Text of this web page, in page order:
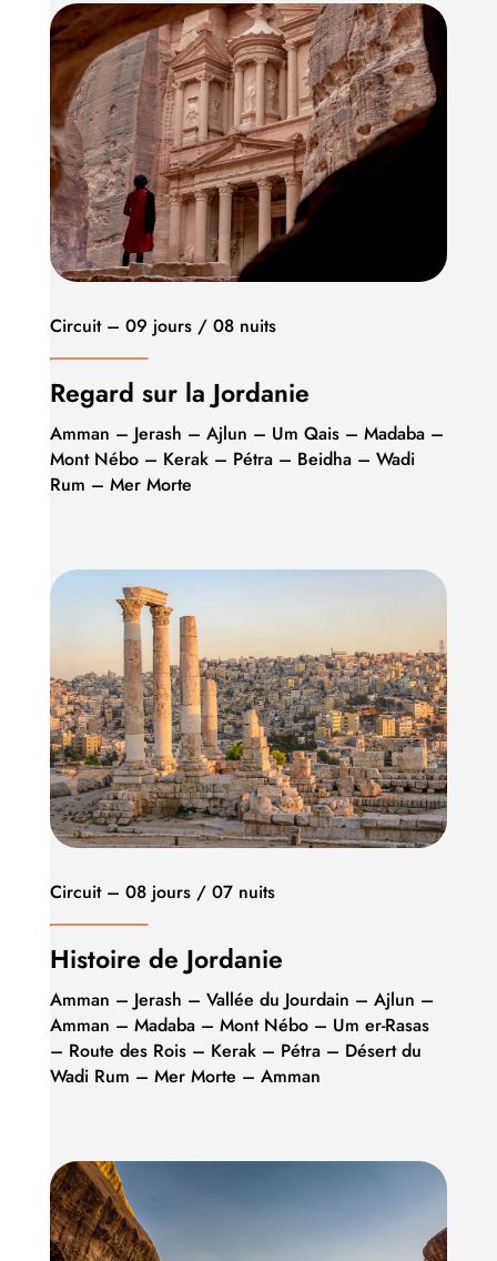
Circuit – 09 jours / 08 nuits
Regard sur la Jordanie
Amman – Jerash – Ajlun – Um Qais – Madaba –
Mont Nébo – Kerak – Pétra – Beidha – Wadi
Rum – Mer Morte
Circuit – 08 jours / 07 nuits
Histoire de Jordanie
Amman – Jerash – Vallée du Jourdain – Ajlun –
Amman – Madaba – Mont Nébo – Um er-Rasas
– Route des Rois – Kerak – Pétra – Désert du
Wadi Rum – Mer Morte – Amman